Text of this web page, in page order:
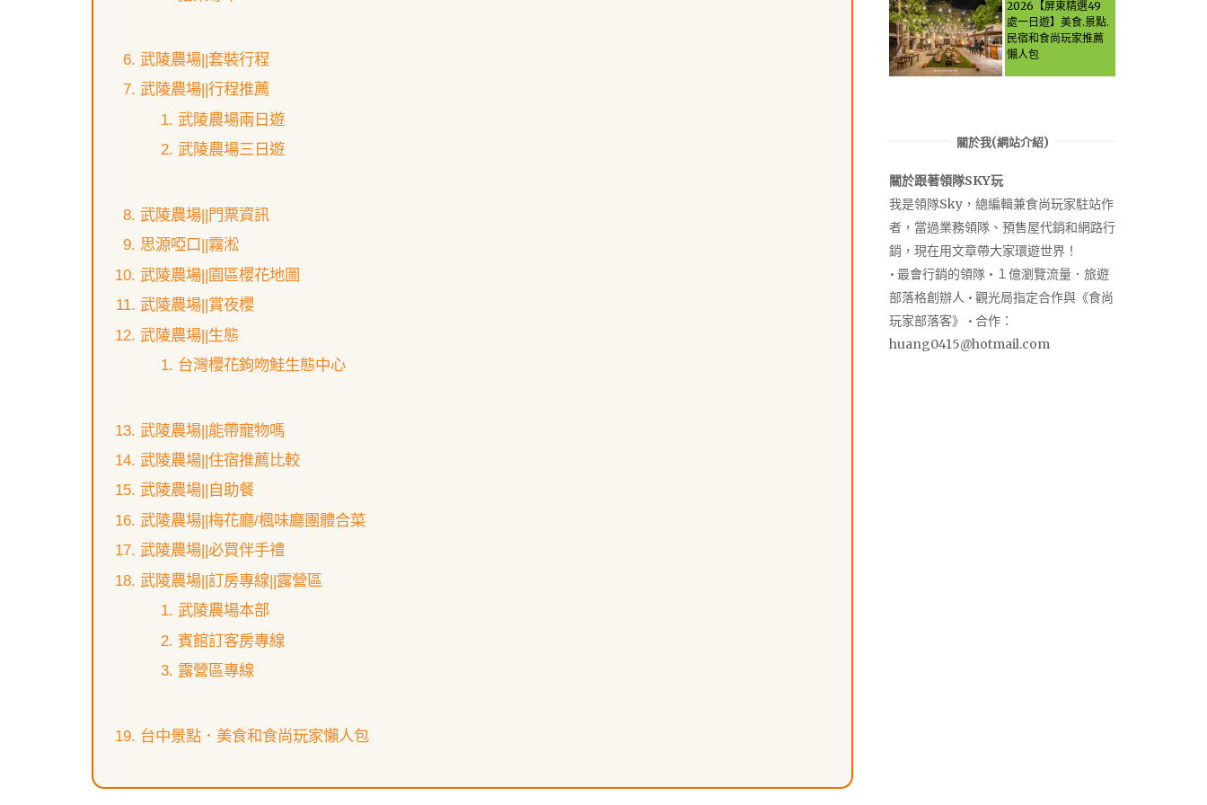
武陵農場||套裝行程
武陵農場||行程推薦
武陵農場兩日遊
武陵農場三日遊
武陵農場||門票資訊
思源啞口||霧淞
武陵農場||園區櫻花地圖
武陵農場||賞夜櫻
武陵農場||生態
台灣櫻花鉤吻鮭生態中心
武陵農場||能帶寵物嗎
武陵農場||住宿推薦比較
武陵農場||自助餐
武陵農場||梅花廳/楓味廳團體合菜
武陵農場||必買伴手禮
武陵農場||訂房專線||露營區
武陵農場本部
賓館訂客房專線
露營區專線
台中景點．美食和食尚玩家懶人包
you through it all!
2026【屏東精選49
處一日遊】美食.景點.
民宿和食尚玩家推薦
懶人包
關於我(網站介紹)
關於跟著領隊SKY玩
我是領隊Sky，總編輯兼食尚玩家駐站作
者，當過業務領隊、預售屋代銷和網路行
銷，現在用文章帶大家環遊世界！
• 最會行銷的領隊 • １億瀏覽流量．旅遊
部落格創辦人 • 觀光局指定合作與《食尚
玩家部落客》 • 合作：
huang0415@hotmail.com